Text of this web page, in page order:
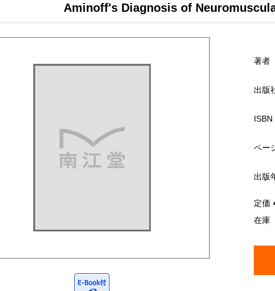
Aminoff's Diagnosis of
著者
出版
ISBN
ペー
出版
在庫
定価